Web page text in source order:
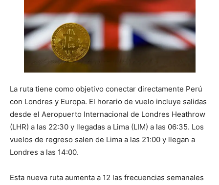
La ruta tiene como objetivo conectar directamente Perú
con Londres y Europa. El horario de vuelo incluye salidas
desde el Aeropuerto Internacional de Londres Heathrow
(LHR) a las 22:30 y llegadas a Lima (LIM) a las 06:35. Los
vuelos de regreso salen de Lima a las 21:00 y llegan a
Londres a las 14:00.
Esta nueva ruta aumenta a 12 las frecuencias semanales